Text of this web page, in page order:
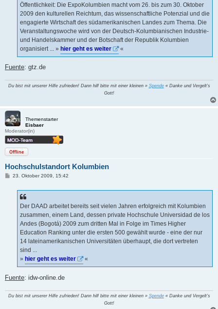
Öffentlichkeit: Die ExpoKolumbien macht vom 26. bis zum 30. Oktober
2009 den kulturellen Reichtum, das wissenschaftliche Potenzial und die
engagierte Wirtschaft des südamerikanischen Landes zum Thema. Die
Veranstaltungswoche wird von der Deutsch-Kolumbianischen Industrie-
und Handelskammer und der Botschaft der Republik Kolumbien
organisiert ... » hier geht es weiter «
Fuente: gtz.de
Du bist mit unserer Hilfe zufrieden! Dann hilf bitte mit einer kleinen » Spende« Danke und Vergelt's
Gott!
Themenstarter
Eisbaer
Moderator(in)
Offline
Hochschulstandort Kolumbien
B23. Oktober 2009, 15:42
Der DAAD arbeitet bereits seit vielen Jahren erfolgreich mit Kolumbien
zusammen, einem Land, dessen private Hochschule Universidad de los
Andes (Bogotá) 2009 zum dritten Mal in Folge im Times Higher
Education Ranking unter die ersten 500 gewählt wurde - eine der nur
14 lateinamerikanischen Universitäten überhaupt, die dort vertreten
sind ...
» hier geht es weiter «
Fuente: idw-online.de
Du bist mit unserer Hilfe zufrieden! Dann hilf bitte mit einer kleinen » Spende« Danke und Vergelt's
Gott!